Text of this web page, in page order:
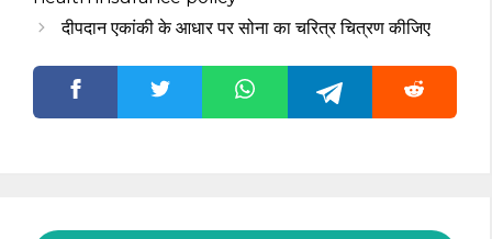
दीपदान एकांकी के आधार पर सोना का चरित्र चित्रण कीजिए